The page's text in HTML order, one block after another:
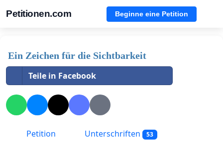
Petitionen.com Beginne eine Petition
Ein Zeichen für die Sichtbarkeit
Teile in Facebook
Petition Unterschriften 53